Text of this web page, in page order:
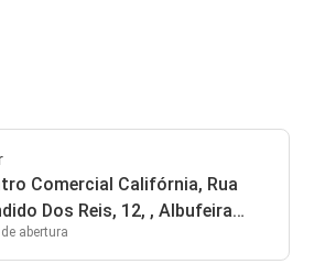
Comercial Califórnia, Rua
Dos Reis, 12, , Albufeira
013 Albufeira
abertura